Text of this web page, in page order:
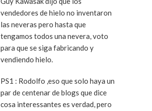
vendedores de hielo no inventaron
las neveras pero hasta que
tengamos todos una nevera, voto
para que se siga fabricando y
vendiendo hielo.
PS1 : Rodolfo ,eso que solo haya un
par de centenar de blogs que dice
cosa interessantes es verdad, pero